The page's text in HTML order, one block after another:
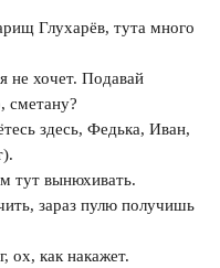
Глухарёв, тута много
не хочет. Подавай
сметану?
здесь, Федька, Иван,
тут вынюхивать.
зараз пулю получишь
как накажет.